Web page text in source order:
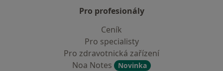
Pro profesionály
Ceník
Pro specialisty
Pro zdravotnická zařízení
Noa Notes
Novinka